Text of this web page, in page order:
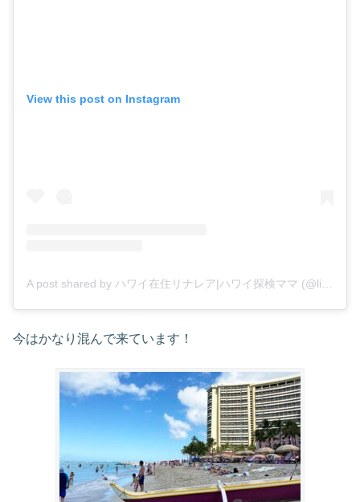
View this post on Instagram
A post shared by ハワイ在住リナレア|ハワイ探検ママ (@linalea.hawaii)
今はかなり混んで来ています！